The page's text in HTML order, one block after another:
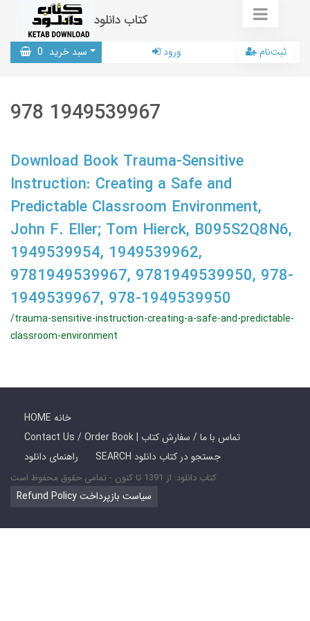
کتاب دانلود
سبد خرید 0 ورود ثبت‌نام
978 1949539967
Download Book Trauma-Sensitive
Instruction: Creating a Safe and
Predictable Classroom Environment,
John F. Eller; Tom Hierck, B095S2Q8N6,
1949539954, 1949539962,
9781949539967, 9781949539950, 978-
1949539967, 978-1949539950
/trauma-sensitive-instruction-creating-a-safe-and-predictable-
classroom-environment
HOME خانه
Contact Us / Order Book | تماس با ما / سفارش کتاب
راهنمای دانلود
SEARCH جستجو در کتاب دانلود
کتاب دانلود: از 1391 تا کنون - تمامی حقوق محفوظ است
Refund Policy سیاست بازپرداخت